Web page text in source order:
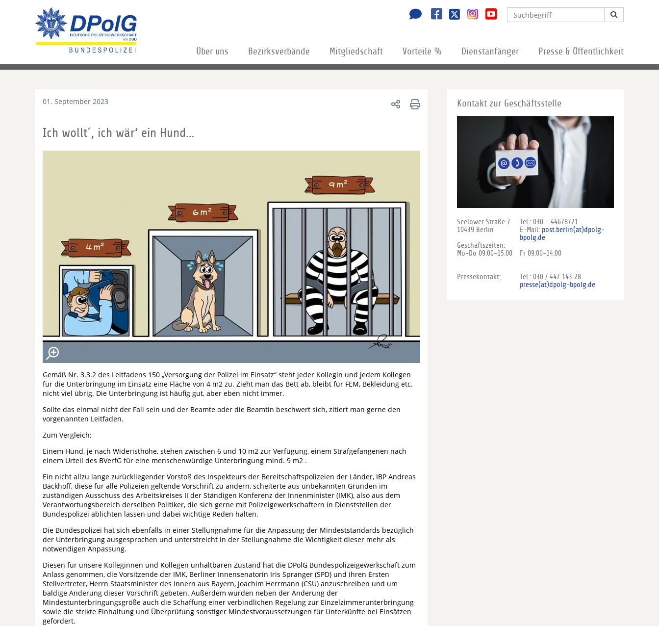
Über uns Bezirksverbände Mitgliedschaft Vorteile % Dienstanfänger Presse & Öffentlichkeit
01. September 2023
Ich wollt´, ich wär‘ ein Hund…
Gemäß Nr. 3.3.2 des Leitfadens 150 „Versorgung der Polizei im Einsatz“ steht jeder Kollegin und jedem Kollegen
für die Unterbringung im Einsatz eine Fläche von 4 m2 zu. Zieht man das Bett ab, bleibt für FEM, Bekleidung etc.
nicht viel übrig. Die Unterbringung ist häufig gut, aber eben nicht immer.
Sollte das einmal nicht der Fall sein und der Beamte oder die Beamtin beschwert sich, zitiert man gerne den
vorgenannten Leitfaden.
Zum Vergleich:
Einem Hund, je nach Wideristhöhe, stehen zwischen 6 und 10 m2 zur Verfügung, einem Strafgefangenen nach
einem Urteil des BVerfG für eine menschenwürdige Unterbringung mind. 9 m2 .
Ein nicht allzu lange zurückliegender Vorstoß des Inspekteurs der Bereitschaftspolizeien der Länder, IBP Andreas
Backhoff, diese für alle Polizeien geltende Vorschrift zu ändern, scheiterte aus unbekannten Gründen im
zuständigen Ausschuss des Arbeitskreises II der Ständigen Konferenz der Innenminister (IMK), also aus dem
Verantwortungsbereich derselben Politiker, die sich gerne mit Polizeigewerkschaftern in Dienststellen der
Bundespolizei ablichten lassen und dabei wichtige Reden halten.
Die Bundespolizei hat sich ebenfalls in einer Stellungnahme für die Anpassung der Mindeststandards bezüglich
der Unterbringung ausgesprochen und unterstreicht in der Stellungnahme die Wichtigkeit dieser mehr als
notwendigen Anpassung.
Diesen für unsere Kolleginnen und Kollegen unhaltbaren Zustand hat die DPolG Bundespolizeigewerkschaft zum
Anlass genommen, die Vorsitzende der IMK, Berliner Innensenatorin Iris Spranger (SPD) und ihren Ersten
Stellvertreter, Herrn Staatsminister des Innern aus Bayern, Joachim Herrmann (CSU) anzuschreiben und um
baldige Änderung dieser Vorschrift gebeten. Außerdem wurden neben der Änderung der
Mindestunterbringungsgröße auch die Schaffung einer verbindlichen Regelung zur Einzelzimmerunterbringung
sowie die strikte Einhaltung und Überprüfung sonstiger Mindestvoraussetzungen für Unterkünfte bei Einsätzen
gefordert.
Kontakt zur Geschäftsstelle
Seelower Straße 7
10439 Berlin
Geschäftszeiten:
Mo-Do 09:00-15:00
Pressekontakt:
Tel.: 030 - 44678721
E-Mail: post.berlin(at)dpolg-
bpolg.de
Fr 09:00-14:00
Tel.: 030 / 447 143 28
presse(at)dpolg-bpolg.de